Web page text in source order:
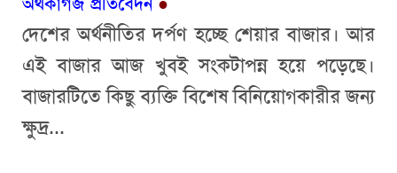
দেশের অর্থনীতির দর্পণ হচ্ছে শেয়ার বাজার। আর
এই বাজার আজ খুবই সংকটাপন্ন হয়ে পড়েছে।
বাজারটিতে কিছু ব্যক্তি বিশেষ বিনিয়োগকারীর জন্য
ক্ষুদ্র...